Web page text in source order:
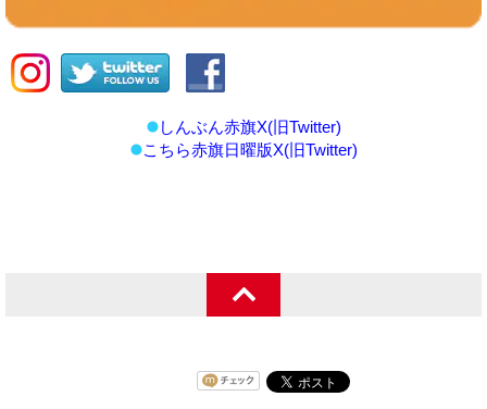
しんぶん赤旗X(旧Twitter)
こちら赤旗日曜版X(旧Twitter)